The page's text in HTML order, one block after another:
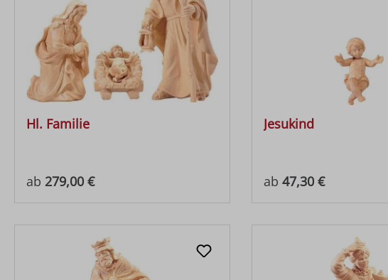
Hl. Familie
Regulärer Preis:
ab 279,00 €
Jesukind
Regulärer Preis:
ab 47,30 €